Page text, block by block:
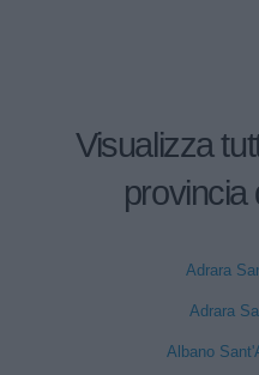
Visualizza
provincia
Adrara
Adrara
Albano